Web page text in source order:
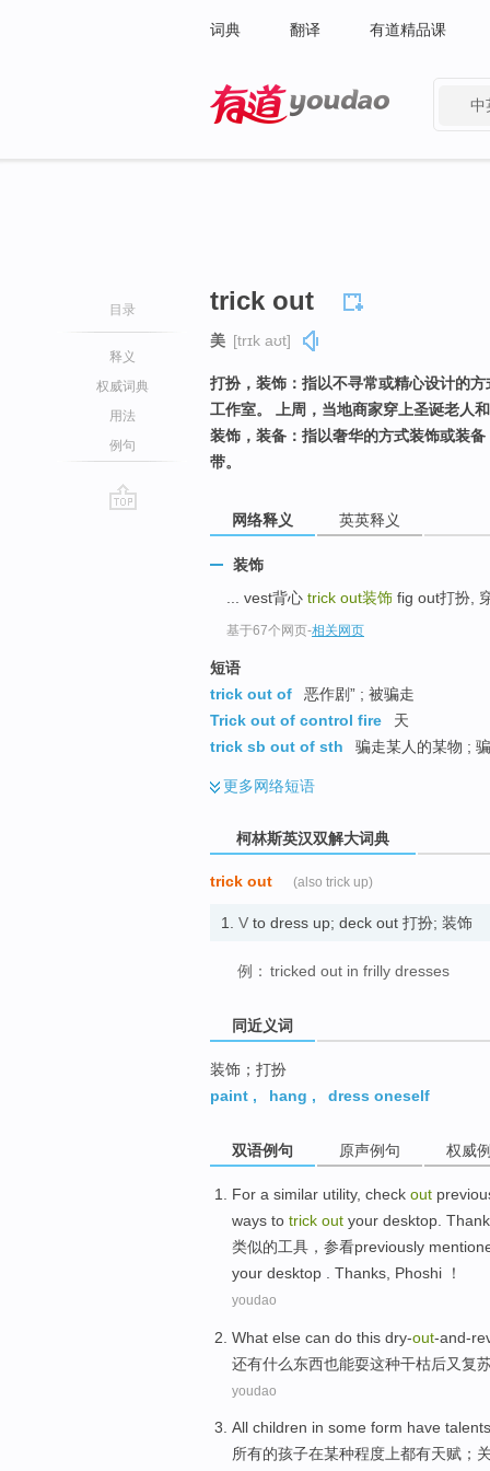
词典 翻译 有道精品课
中
目录
释义
权威词典
用法
例句
trick out
美 [trɪk aʊt]
打扮，装饰：指以不寻常或精心设计的
工作室。 上周，当地商家穿上圣诞老人
装饰，装备：指以奢华的方式装饰或装
带。
网络释义 英英释义
装饰
... vest背心 trick out装饰 fig out打扮,
基于67个网页-相关网页
短语
trick out of
恶作剧” ; 被骗走
Trick out of control fire
天
trick sb out of sth
骗走某人的某物 ;
更多网络短语
柯林斯英汉双解大词典
trick out (also trick up)
1. V to dress up; deck out 打扮; 装饰
例： tricked out in frilly dresses
同近义词
装饰；打扮
paint , hang , dress oneself
双语例句 原声例句 权威
For a similar utility, check out
ways to trick out your desktop
类似的工具 ，参看previously
your desktop Thanks, Phoshi ！
youdao
What else can do this dry-out-and-
还有什么东西也能耍这种干枯后又复
youdao
All children in some form have
所有的孩子在某种程度上都有天赋；